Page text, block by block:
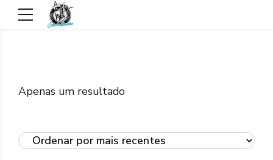
Apenas um resultado